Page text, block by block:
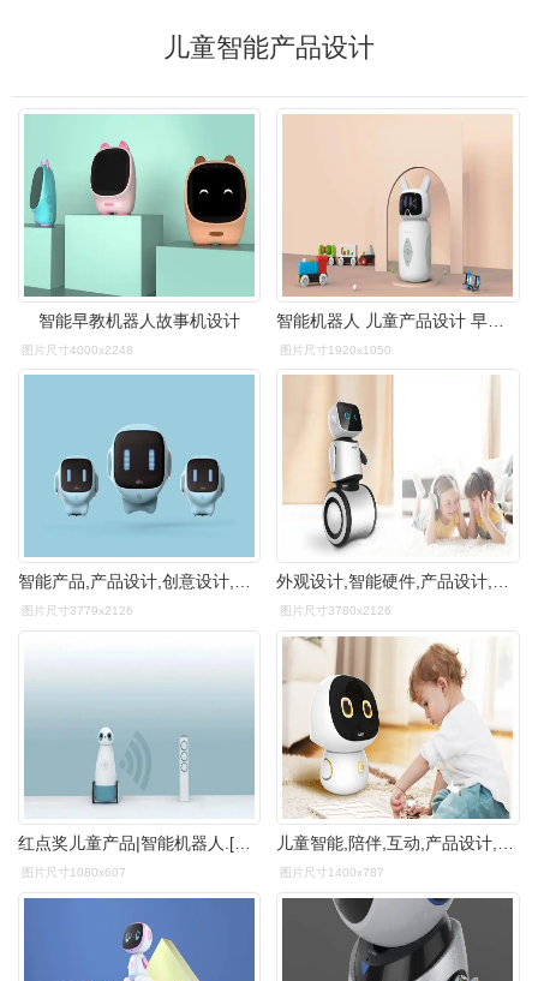
儿童智能产品设计
智能早教机器人故事机设计
图片尺寸4000x2248 图片尺寸1920x1050
智能产品,产品设计,创意设计,儿童机器人
图片尺寸3779x2126
外观设计,智能硬件,产品设计,创新,机器人,设计
图片尺寸3780x2126
图片尺寸1080x607 图片尺寸1400x787